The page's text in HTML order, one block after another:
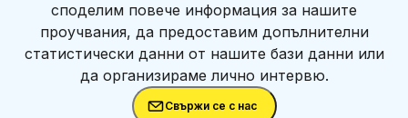
споделим повече информация за нашите
проучвания, да предоставим допълнителни
статистически данни от нашите бази данни или
да организираме лично интервю.
Свържи се с нас